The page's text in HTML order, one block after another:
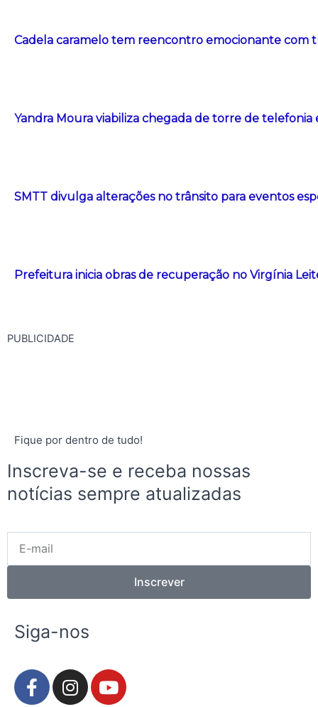
Cadela caramelo tem reencontro emocionante com
Yandra Moura viabiliza chegada de torre de telefonia
SMTT divulga alterações no trânsito para eventos
Prefeitura inicia obras de recuperação no Virgínia
PUBLICIDADE
Fique por dentro de tudo!
Inscreva-se e receba nossas
notícias sempre atualizadas
mail
Inscrever
Siga-nos
F
a
I
n
Y
o